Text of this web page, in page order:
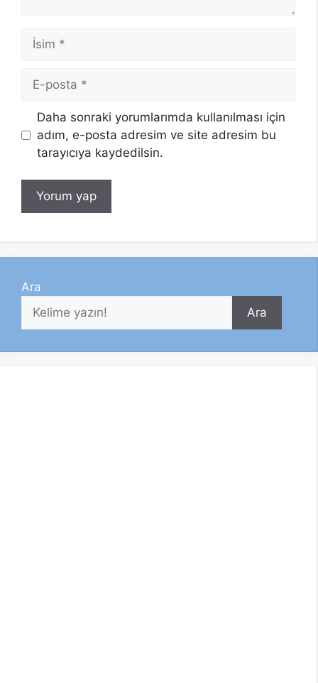
İsim
posta
Daha sonraki yorumlarımda kullanılması için
adım, e-posta adresim ve site adresim bu
tarayıcıya kaydedilsin.
Ara
Ara